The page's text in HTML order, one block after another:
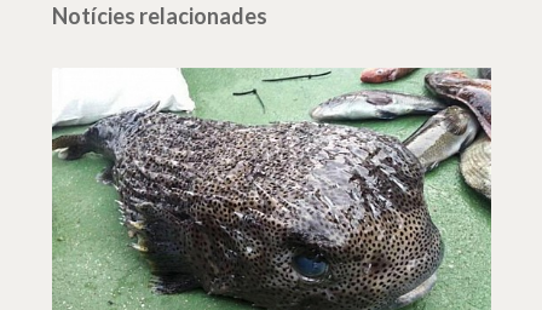
Notícies relacionades